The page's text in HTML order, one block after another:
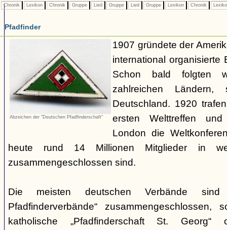
Chronik Lexikon Chronik Gruppe Lied Gruppe Lied Gruppe Lexikon Chronik
Pfadfinder
Abzeichen der "Deutschen Pfadfinderschaft"
1907 gründete der
international organisierte
Schon bald folgten
zahlreichen
Deutschland. 1920
ersten Welttreffen
London die
heute rund 14 Millionen Mitglieder in
zusammengeschlossen sind.
Die meisten deutschen Verbände
Pfadfinderverbände“
katholische „Pfadfinderschaft St.